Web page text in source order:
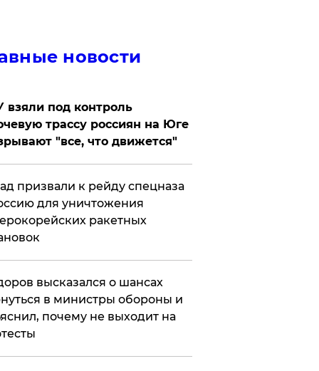
новости
взяли под контроль
трассу россиян на Юге
"все, что движется"
призвали к рейду спецназа
для уничтожения
ракетных
высказался о шансах
в министры обороны и
почему не выходит на